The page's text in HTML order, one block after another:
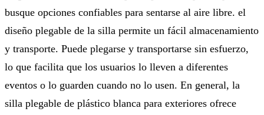
busque opciones confiables para sentarse al aire libre. el
diseño plegable de la silla permite un fácil almacenamiento
y transporte. Puede plegarse y transportarse sin esfuerzo,
lo que facilita que los usuarios lo lleven a diferentes
eventos o lo guarden cuando no lo usen. En general, la
silla plegable de plástico blanca para exteriores ofrece